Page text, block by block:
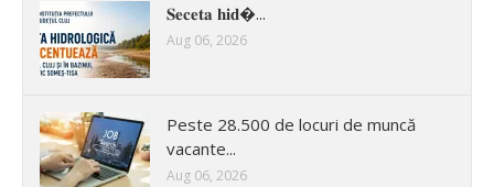
𝐒𝐞𝐜𝐞𝐭𝐚 𝐡𝐢𝐝�...
Aug 06, 2026
Peste 28.500 de locuri de muncă
vacante...
Aug 06, 2026